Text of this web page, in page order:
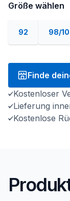
Größe wählen
92 98/
Finde
Kostenloser
Lieferung
Kostenlose